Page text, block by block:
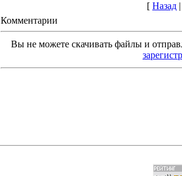
[ Назад
Комментарии
Вы не можете скачивать файлы и